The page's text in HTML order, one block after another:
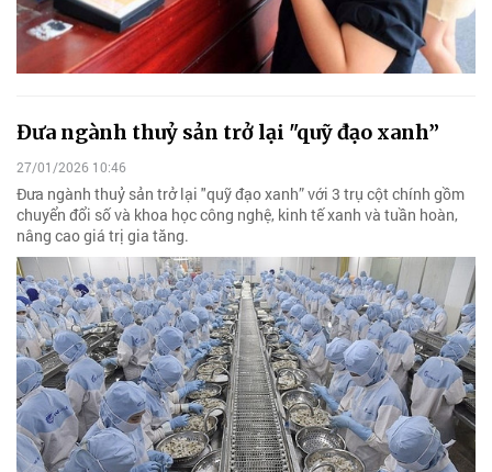
Đưa ngành thuỷ sản trở lại "quỹ đạo xanh”
27/01/2026 10:46
Đưa ngành thuỷ sản trở lại "quỹ đạo xanh” với 3 trụ cột chính gồm
chuyển đổi số và khoa học công nghệ, kinh tế xanh và tuần hoàn,
nâng cao giá trị gia tăng.